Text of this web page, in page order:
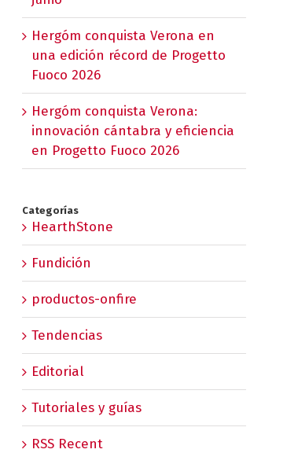
Hergóm conquista Verona en
una edición récord de Progetto
Fuoco 2026
Hergóm conquista Verona:
innovación cántabra y eficiencia
en Progetto Fuoco 2026
Categorías
HearthStone
Fundición
productos-onfire
Tendencias
Editorial
Tutoriales y guías
RSS Recent